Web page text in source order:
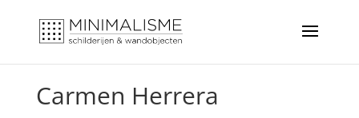
Carmen Herrera